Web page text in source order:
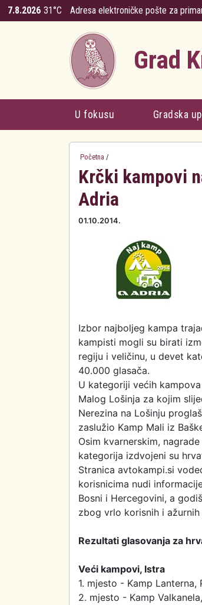
Skoči na glavni sadržaj
7.8.2026 31°C Adresa elektroničke pošte za
Grad
U fokusu Gradska
Početna /
Krčki kampovi
Adria
01.10.2014.
Izbor najboljeg kampa
kampisti mogli su birati
regiju i veličinu, u devet
40.000 glasača.
U kategoriji većih
Malog Lošinja za kojim
Nerezina na Lošinju
zaslužio Kamp Mali iz
Osim kvarnerskim,
kategorija izdvojeni su
Stranica avtokampi.si
korisnicima nudi
Bosni i Hercegovini, a
zbog vrlo korisnih i
Rezultati glasovanja za
Veći kampovi, Istra
1. mjesto - Kamp Lanterna,
2. mjesto - Kamp